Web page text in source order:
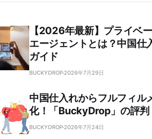
【2026年最新】プライベ
エージェントとは？中国仕
ガイド
BUCKYDROP 2026年7月29日
中国仕入れからフルフィル
化！「BuckyDrop」の評判
BUCKYDROP 2026年7月24日